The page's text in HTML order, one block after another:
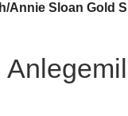
Annie Sloan Gold